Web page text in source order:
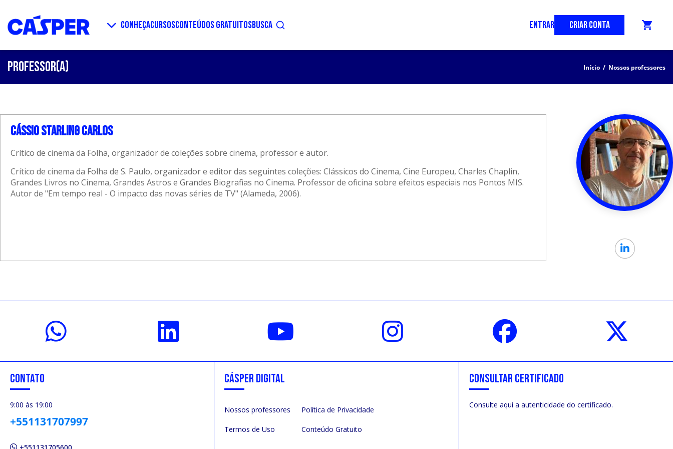
CONHEÇACURSOSCONTEÚDOS GRATUITOSBUSCA ENTRAR CRIAR CONTA shopping_cart
PROFESSOR(A) Início / Nossos professores
Cássio Starling Carlos
Crítico de cinema da Folha, organizador de coleções sobre cinema, professor e autor.
Crítico de cinema da Folha de S. Paulo, organizador e editor das seguintes coleções: Clássicos do Cinema, Cine Europeu, Charles Chaplin,
Grandes Livros no Cinema, Grandes Astros e Grandes Biografias no Cinema. Professor de oficina sobre efeitos especiais nos Pontos MIS.
Autor de "Em tempo real - O impacto das novas séries de TV" (Alameda, 2006).
CONTATO
9:00 às 19:00
+551131707997
CÁSPER DIGITAL
Nossos professores
Termos de Uso
Política de Privacidade
Conteúdo Gratuito
CONSULTAR CERTIFICADO
Consulte aqui a autenticidade do certificado.